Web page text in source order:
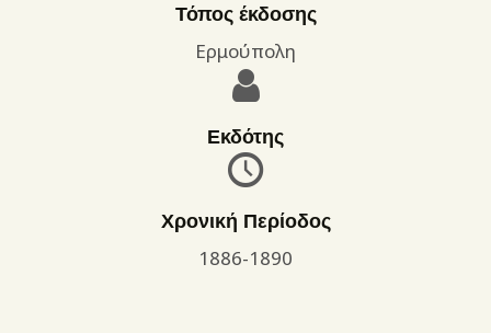
ΌΡΟΙ ΧΡΉΣΗΣΤόπος έκδοσης
Ερμούπολη
Εκδότης
Χρονική Περίοδος
1886-1890